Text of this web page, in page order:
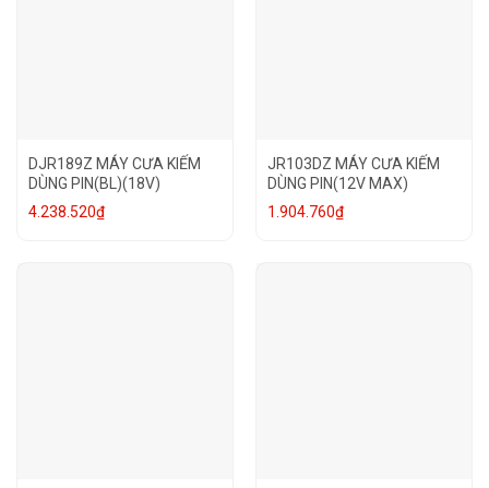
DJR189Z MÁY CƯA KIẾM
DÙNG PIN(BL)(18V)
4.238.520₫
JR103DZ MÁY CƯA KIẾM
DÙNG PIN(12V MAX)
1.904.760₫